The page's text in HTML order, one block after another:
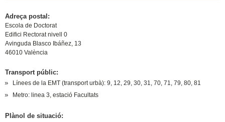
Adreça postal:
Escola de Doctorat
Edifici Rectorat nivell 0
Avinguda Blasco Ibáñez, 13
46010 València
Transport públic:
Línees de la EMT (transport urbà): 9, 12, 29, 30, 31, 70, 71, 79, 80, 81
Metro: linea 3, estació Facultats
Plànol de situació: